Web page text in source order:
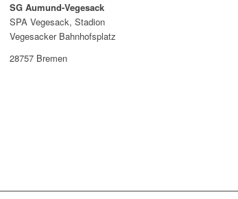
SG Aumund-Vegesack
SPA Vegesack, Stadion
Vegesacker Bahnhofsplatz
28757 Bremen